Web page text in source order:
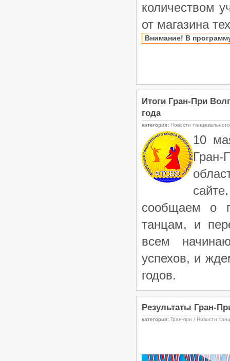
количеством
от магазина
Внимание! В
Итоги Гран-При
года
категория: Новости
10
сообщаем о
танцам, и
всем
успехов, и
годов.
Результаты Гран-
категория: Гран-при / Новости